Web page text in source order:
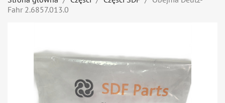
Fahr 2.6857.013.0